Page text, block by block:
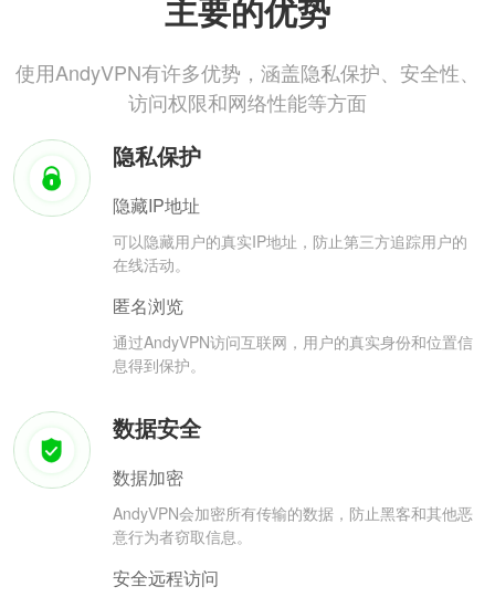
主要的优势
使用AndyVPN有许多优势，涵盖隐私保护、安全性、
访问权限和网络性能等方面
隐私保护
隐藏IP地址
可以隐藏用户的真实IP地址，防止第三方追踪用户的
在线活动。
匿名浏览
通过AndyVPN访问互联网，用户的真实身份和位置信
息得到保护。
数据安全
数据加密
AndyVPN会加密所有传输的数据，防止黑客和其他恶
意行为者窃取信息。
安全远程访问